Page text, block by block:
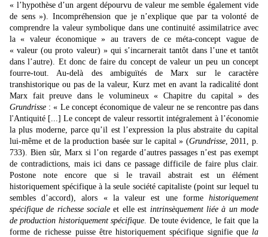
« l’hypothèse d’un argent dépourvu de valeur me semble également vide
de sens »). Incompréhension que je n’explique que par ta volonté de
comprendre la valeur symbolique dans une continuité assimilatrice avec
la « valeur économique » au travers de ce méta-concept vague de
« valeur (ou proto valeur) » qui s’incarnerait tantôt dans l’une et tantôt
dans l’autre). Et donc de faire du concept de valeur un peu un concept
fourre-tout. Au-delà des ambiguïtés de Marx sur le caractère
transhistorique ou pas de la valeur, Kurz met en avant la radicalité dont
Marx fait preuve dans le volumineux « Chapitre du capital » des
Grundrisse : « Le concept économique de valeur ne se rencontre pas dans
l'Antiquité [...] Le concept de valeur ressortit intégralement à l’économie
la plus moderne, parce qu’il est l’expression la plus abstraite du capital
lui-même et de la production basée sur le capital » (Grundrisse, 2011, p.
733). Bien sûr, Marx si l’on regarde d’autres passages n’est pas exempt
de contradictions, mais ici dans ce passage difficile de faire plus clair.
Postone note encore que si le travail abstrait est un élément
historiquement spécifique à la seule société capitaliste (point sur lequel tu
sembles d’accord), alors « la valeur est une forme historiquement
spécifique de richesse sociale et elle est intrinsèquement liée à un mode
de production historiquement spécifique. De toute évidence, le fait que la
forme de richesse puisse être historiquement spécifique signifie que la